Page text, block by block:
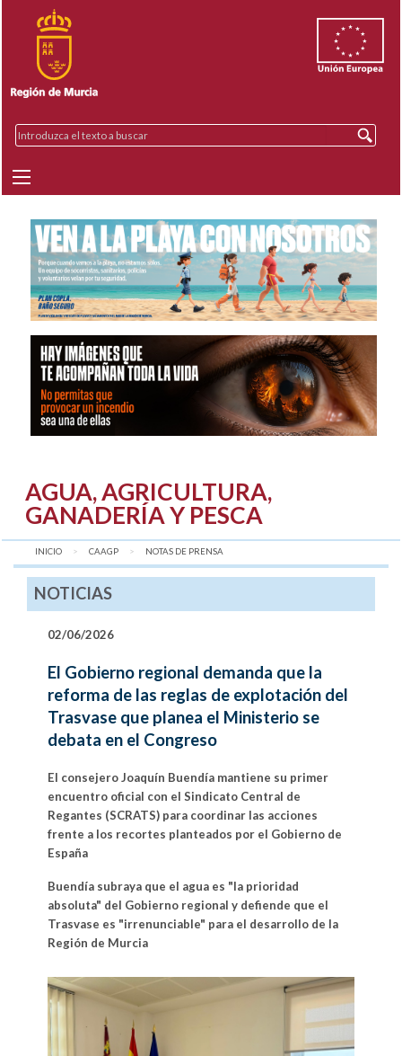
AGUA, AGRICULTURA,
GANADERÍA Y PESCA
INICIO CAAGP AQUÍ:
NOTAS DE PRENSA
NOTICIAS
02/06/2026
El Gobierno regional demanda que la
reforma de las reglas de explotación del
Trasvase que planea el Ministerio se
debata en el Congreso
El consejero Joaquín Buendía mantiene su primer
encuentro oficial con el Sindicato Central de
Regantes (SCRATS) para coordinar las acciones
frente a los recortes planteados por el Gobierno de
España
Buendía subraya que el agua es "la prioridad
absoluta" del Gobierno regional y defiende que el
Trasvase es "irrenunciable" para el desarrollo de la
Región de Murcia